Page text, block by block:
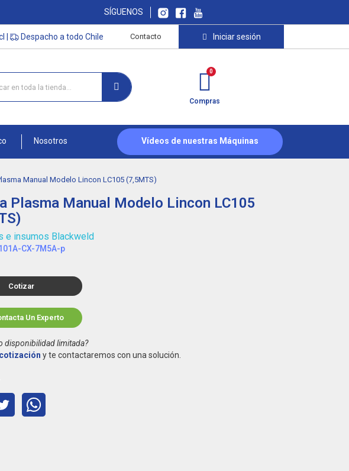
SÍGUENOS
Despacho a todo Chile Contacto Iniciar sesión
Compras
Nosotros Vídeos de nuestras Máquinas
Manual Modelo Lincon LC105 (7,5MTS)
Plasma Manual Modelo Lincon LC105
e insumos Blackweld
CX-7M5A-p
Cotizar
Un Experto
disponibilidad limitada?
cotización y te contactaremos con una solución.